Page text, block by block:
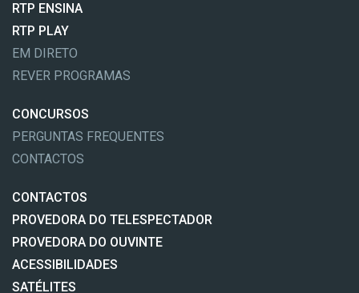
RTP ENSINA
RTP PLAY
EM DIRETO
REVER PROGRAMAS
CONCURSOS
PERGUNTAS FREQUENTES
CONTACTOS
CONTACTOS
PROVEDORA DO TELESPECTADOR
PROVEDORA DO OUVINTE
ACESSIBILIDADES
SATÉLITES